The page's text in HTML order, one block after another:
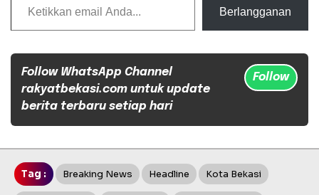
Berlangganan
Follow WhatsApp Channel
rakyatbekasi.com untuk update
berita terbaru setiap hari
Follow
Tag : Breaking News Headline Kota Bekasi